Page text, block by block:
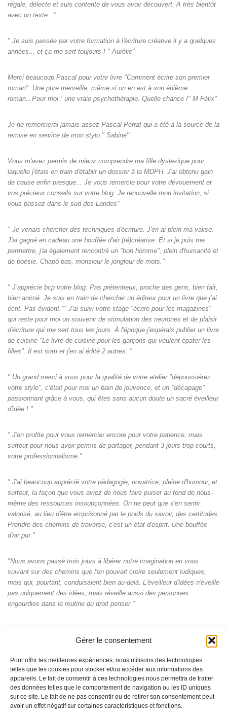
Gérer le consentement
Pour offrir les meilleures expériences, nous utilisons des technologies
telles que les cookies pour stocker et/ou accéder aux informations des
appareils. Le fait de consentir à ces technologies nous permettra de traiter
des données telles que le comportement de navigation ou les ID uniques
sur ce site. Le fait de ne pas consentir ou de retirer son consentement peut
avoir un effet négatif sur certaines caractéristiques et fonctions.
régale, délecte et suis contente de vous avoir découvert. A très bientôt
avec un texte..."
" Je suis passée par votre formation à l'écriture créative il y a quelques
années... et ça me sert toujours ! " Aurélie"
Merci beaucoup Pascal pour votre livre "Comment écrire son premier
roman". Une pure merveille, même si on en est à son énième
roman...Pour moi : une vraie psychothérapie. Quelle chance !" M Félix"
Je ne remercierai jamais assez Pascal Perrat qui a été à la source de la
remise en service de mon stylo." Sabine"`
Vous m'avez permis de mieux comprendre ma fille dyslexique pour
laquelle j'étais en train d'établir un dossier à la MDPH. J'ai obtenu gain
de cause enfin presque... Je vous remercie pour votre dévouement et
vos précieux conseils sur votre blog. Je renouvelle mon invitation, si
vous passez dans le sud des Landes"
" Je venais chercher des techniques d'écriture. J'en ai plein ma valise.
J'ai gagné en cadeau une bouffée d'air (ré)créative. Et si je puis me
permettre, j'ai également rencontré un "bon homme", plein d'humanité et
de poésie. Chapô bas, monsieur le jongleur de mots."
" J’apprécie bcp votre blog. Pas prétentieux, proche des gens, bien fait,
bien animé. Je suis en train de chercher un éditeur pour un livre que j’ai
écrit. Pas évident."" J'ai suivi votre stage "écrire pour les magazines"
qui reste pour moi un souvenir de stimulation des neurones et de plaisir
d'écriture qui me sert tous les jours. À l'époque j'espérais publier un livre
de cuisine "Le livre de cuisine pour les garçons qui veulent épater les
filles". Il est sorti et j'en ai édité 2 autres. "
" Un grand merci à vous pour la qualité de votre atelier "dépoussiérez
votre style", c'était pour moi un bain de jouvence, et un "décapage"
passionnant grâce à vous, qui êtes sans aucun doute un sacré éveilleur
d'idée ! "
" J'en profite pour vous remercier encore pour votre patience, mais
surtout pour nous avoir permis de partager, pendant 3 jours trop courts,
votre professionnalisme."
" J'ai beaucoup apprécié votre pédagogie, novatrice, pleine d'humour, et,
surtout, la façon que vous aviez de nous faire puiser au fond de nous-
même des ressources insoupçonnées. On ne peut que s'en sentir
valorisé, au lieu d'être emprisonné par le poids du savoir, des certitudes.
Prendre des chemins de traverse, c'est un état d'esprit. Une bouffée
d'air pur."
"Nous avons passé trois jours à libérer notre imagination en vous
suivant sur des chemins que l'on pouvait croire seulement ludiques,
mais qui, pourtant, conduisaient bien au-delà. L'éveilleur d'idées n'éveille
pas uniquement des idées, mais réveille aussi des personnes
engourdies dans la routine du droit penser."